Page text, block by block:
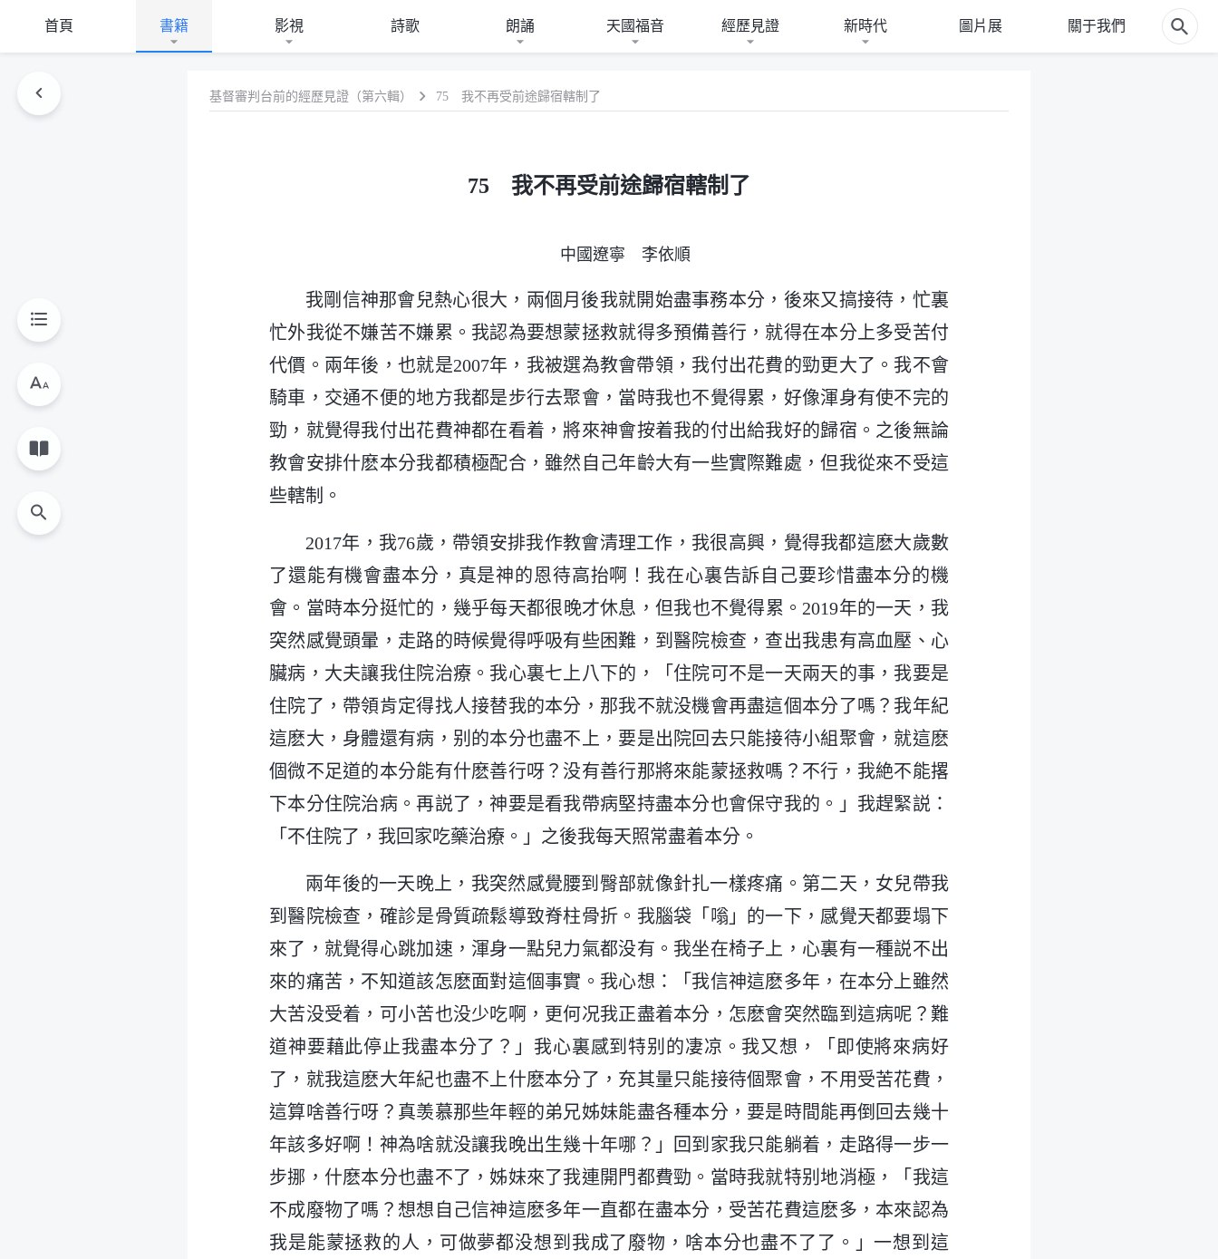
首頁 書籍 影視 詩歌 朗誦 天國福音 經歷見證 新時代 圖片展 關于我們
基督審判台前的經歷見證（第六輯） 75 我不再受前途歸宿轄制了
75 我不再受前途歸宿轄制了
中國遼寧 李依順
我剛信神那會兒熱心很大，兩個月後我就開始盡事務本分，後來又搞接待，忙裏
忙外我從不嫌苦不嫌累。我認為要想蒙拯救就得多預備善行，就得在本分上多受苦付
代價。兩年後，也就是2007年，我被選為教會帶領，我付出花費的勁更大了。我不會
騎車，交通不便的地方我都是步行去聚會，當時我也不覺得累，好像渾身有使不完的
勁，就覺得我付出花費神都在看着，將來神會按着我的付出給我好的歸宿。之後無論
教會安排什麽本分我都積極配合，雖然自己年齡大有一些實際難處，但我從來不受這
些轄制。
2017年，我76歲，帶領安排我作教會清理工作，我很高興，覺得我都這麽大歲數
了還能有機會盡本分，真是神的恩待高抬啊！我在心裏告訴自己要珍惜盡本分的機
會。當時本分挺忙的，幾乎每天都很晚才休息，但我也不覺得累。2019年的一天，我
突然感覺頭暈，走路的時候覺得呼吸有些困難，到醫院檢查，查出我患有高血壓、心
臟病，大夫讓我住院治療。我心裏七上八下的，「住院可不是一天兩天的事，我要是
住院了，帶領肯定得找人接替我的本分，那我不就没機會再盡這個本分了嗎？我年紀
這麽大，身體還有病，别的本分也盡不上，要是出院回去只能接待小組聚會，就這麽
個微不足道的本分能有什麽善行呀？没有善行那將來能蒙拯救嗎？不行，我絶不能撂
下本分住院治病。再説了，神要是看我帶病堅持盡本分也會保守我的。」我趕緊説：
「不住院了，我回家吃藥治療。」之後我每天照常盡着本分。
兩年後的一天晚上，我突然感覺腰到臀部就像針扎一樣疼痛。第二天，女兒帶我
到醫院檢查，確診是骨質疏鬆導致脊柱骨折。我腦袋「嗡」的一下，感覺天都要塌下
來了，就覺得心跳加速，渾身一點兒力氣都没有。我坐在椅子上，心裏有一種説不出
來的痛苦，不知道該怎麽面對這個事實。我心想：「我信神這麽多年，在本分上雖然
大苦没受着，可小苦也没少吃啊，更何况我正盡着本分，怎麽會突然臨到這病呢？難
道神要藉此停止我盡本分了？」我心裏感到特别的凄凉。我又想，「即使將來病好
了，就我這麽大年紀也盡不上什麽本分了，充其量只能接待個聚會，不用受苦花費，
這算啥善行呀？真羡慕那些年輕的弟兄姊妹能盡各種本分，要是時間能再倒回去幾十
年該多好啊！神為啥就没讓我晚出生幾十年哪？」回到家我只能躺着，走路得一步一
步挪，什麽本分也盡不了，姊妹來了我連開門都費勁。當時我就特别地消極，「我這
不成廢物了嗎？想想自己信神這麽多年一直都在盡本分，受苦花費這麽多，本來認為
我是能蒙拯救的人，可做夢都没想到我成了廢物，啥本分也盡不了了。」一想到這